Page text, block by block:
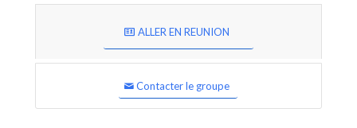
ALLER EN REUNION
Contacter le groupe